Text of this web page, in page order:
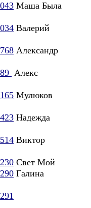
Маша Была
Валерий
Александр
Алекс
Мулюков
Надежда
Виктор
Свет Мой
Галина